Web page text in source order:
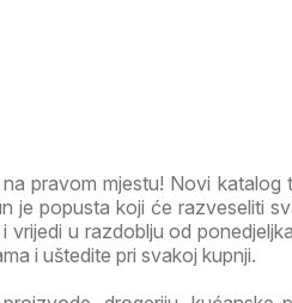
pravom mjestu! Novi katalog
je popusta koji će razveseliti
vrijedi u razdoblju od
i uštedite pri svakoj kupnji.